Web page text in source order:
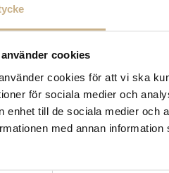
cookies
cookies för att vi ska
för sociala medier och
enhet till de sociala medier
med annan